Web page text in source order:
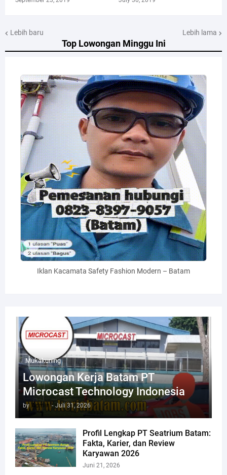
Top Lowongan Minggu Ini
Iklan Kacamata Safety Fashion Modern – Batam
Mukakuning
Lowongan Kerja Batam PT
Microcast Technology Indonesia
by Admin - Juli 31, 2026
Profil Lengkap PT Seatrium Batam:
Fakta, Karier, dan Review
Karyawan 2026
Juni 21, 2026
Lebih baru Lebih lama